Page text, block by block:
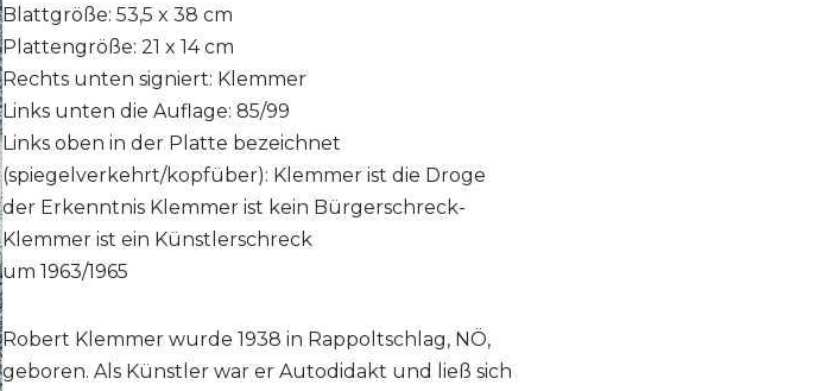
Blattgröße: 53,5 x 38 cm
Plattengröße: 21 x 14 cm
Rechts unten signiert: Klemmer
Links unten die Auflage: 85/99
Links oben in der Platte bezeichnet
(spiegelverkehrt/kopfüber): Klemmer ist die Droge
der Erkenntnis Klemmer ist kein Bürgerschreck-
Klemmer ist ein Künstlerschreck
um 1963/1965
Robert Klemmer wurde 1938 in Rappoltschlag, NÖ,
geboren. Als Künstler war er Autodidakt und ließ sich